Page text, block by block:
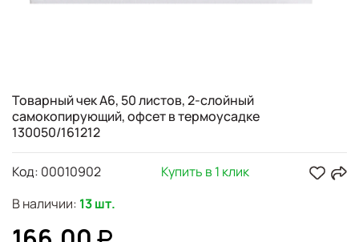
Товарный чек А6, 50 листов, 2-слойный
самокопирующий, офсет в термоусадке
130050/161212
В наличии: 13 шт.
Код: 00010902 Купить в 1 клик